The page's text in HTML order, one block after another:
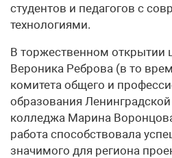
студентов и педагогов с
технологиями.
В торжественном открытии
Вероника Реброва (в то
комитета общего и
образования
колледжа Марина
работа способствовала
значимого для региона